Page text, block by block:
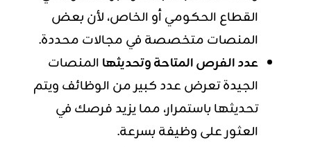
القطاع الحكومي أو الخاص، لأن بعض
المنصات متخصصة في مجالات محددة.
عدد الفرص المتاحة وتحديثهاالمنصات
الجيدة تعرض عدد كبير من الوظائف ويتم
تحديثها باستمرار، مما يزيد فرصك في
العثور على وظيفة بسرعة.